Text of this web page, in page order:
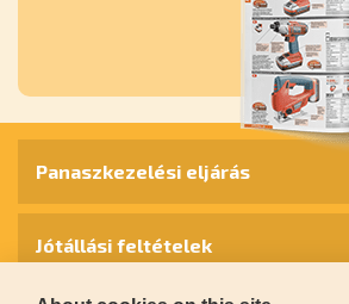
Panaszkezelési eljárás
Jótállási feltételek